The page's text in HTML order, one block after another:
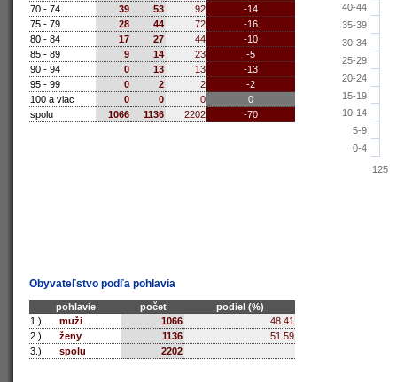
70 - 74
39 53 92
-14
75 - 79
28 44 72
-16
80 - 84
17 27 44
-10
85 - 89
9 14 23
-5
90 - 94
0 13 13
-13
95 - 99
0 2 2
-2
100 a viac
0 0 0
0
spolu
1066 1136 2202 -70
0-4
5-9
10-14
15-19
20-24
25-29
30-34
35-39
40-44
125
Obyvateľstvo podľa pohlavia
pohlavie počet
podiel (%)
1.)
muži 1066
48.41
2.)
ženy 1136
51.59
3.)
spolu 2202